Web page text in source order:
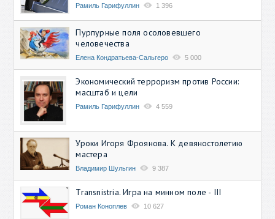
Рамиль Гарифуллин 1 396
Пурпурные поля осоловевшего
человечества
Елена Кондратьева-Сальгеро 5 000
Экономический терроризм против России:
масштаб и цели
Рамиль Гарифуллин 4 559
Уроки Игоря Фроянова. К девяностолетию
мастера
Владимир Шульгин 9 387
Transnistria. Игра на минном поле - III
Роман Коноплев 10 627